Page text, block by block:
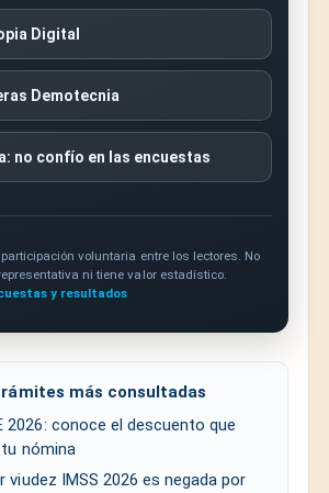
Digital
Demotecnia
no confío en las encuestas
voluntaria entre los lectores. No
ni tiene valor estadístico.
y resultados
más consultadas
2026: conoce el descuento que
nómina
viudez IMSS 2026 es negada por